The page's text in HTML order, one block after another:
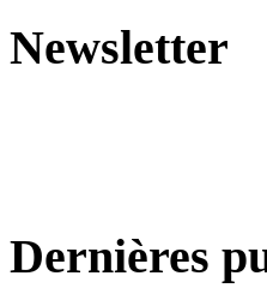
Newsletter
Dernières